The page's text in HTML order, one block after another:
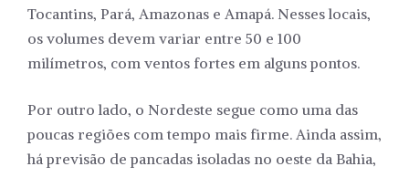
Tocantins, Pará, Amazonas e Amapá. Nesses locais,
os volumes devem variar entre 50 e 100
milímetros, com ventos fortes em alguns pontos.
Por outro lado, o Nordeste segue como uma das
poucas regiões com tempo mais firme. Ainda assim,
há previsão de pancadas isoladas no oeste da Bahia,